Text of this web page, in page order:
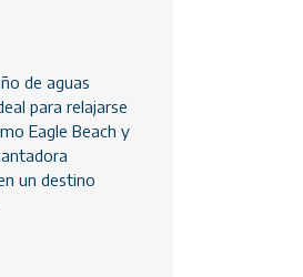
de aguas
para relajarse
Eagle Beach y
un destino